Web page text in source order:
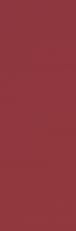
glissez-
liste des thèmes